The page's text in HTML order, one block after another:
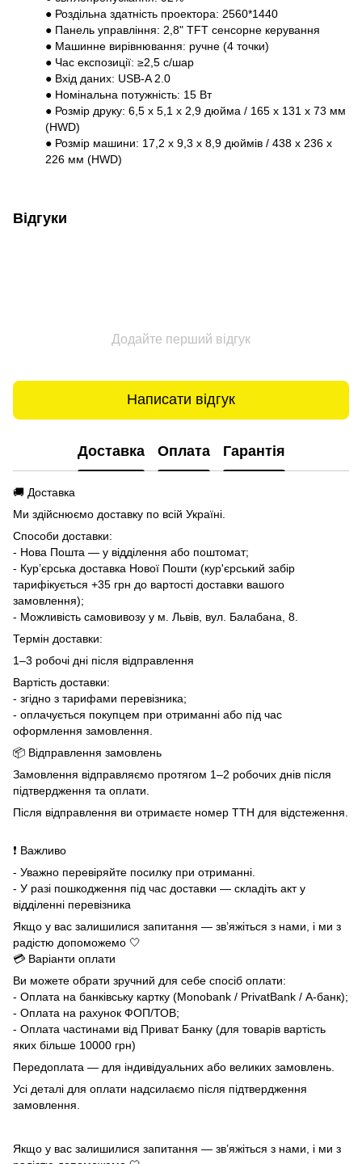
● Роздільна здатність проектора: 2560*1440
● Панель управління: 2,8" TFT сенсорне керування
● Машинне вирівнювання: ручне (4 точки)
● Час експозиції: ≥2,5 с/шар
● Вхід даних: USB-A 2.0
● Номінальна потужність: 15 Вт
● Розмір друку: 6,5 x 5,1 x 2,9 дюйма / 165 x 131 x 73 мм
(HWD)
● Розмір машини: 17,2 x 9,3 x 8,9 дюймів / 438 x 236 x
226 мм (HWD)
Відгуки
Додайте перший відгук
Написати відгук
Доставка Оплата Гарантія
🚚 Доставка
Ми здійснюємо доставку по всій Україні.
Способи доставки:
- Нова Пошта — у відділення або поштомат;
- Кур’єрська доставка Нової Пошти (кур'єрський забір
тарифікується +35 грн до вартості доставки вашого
замовлення);
- Можливість самовивозу у м. Львів, вул. Балабана, 8.
Термін доставки:
1–3 робочі дні після відправлення
Вартість доставки:
- згідно з тарифами перевізника;
- оплачується покупцем при отриманні або під час
оформлення замовлення.
📦 Відправлення замовлень
Замовлення відправляємо протягом 1–2 робочих днів після
підтвердження та оплати.
Після відправлення ви отримаєте номер ТТН для відстеження.
❗ Важливо
- Уважно перевіряйте посилку при отриманні.
- У разі пошкодження під час доставки — складіть акт у
відділенні перевізника
Якщо у вас залишилися запитання — зв’яжіться з нами, і ми з
радістю допоможемо 🤍
💳 Варіанти оплати
Ви можете обрати зручний для себе спосіб оплати:
- Оплата на банківську картку (Monobank / PrivatBank / А-банк);
- Оплата на рахунок ФОП/ТОВ;
- Оплата частинами від Приват Банку (для товарів вартість
яких більше 10000 грн)
Передоплата — для індивідуальних або великих замовлень.
Усі деталі для оплати надсилаємо після підтвердження
замовлення.
Якщо у вас залишилися запитання — зв’яжіться з нами, і ми з